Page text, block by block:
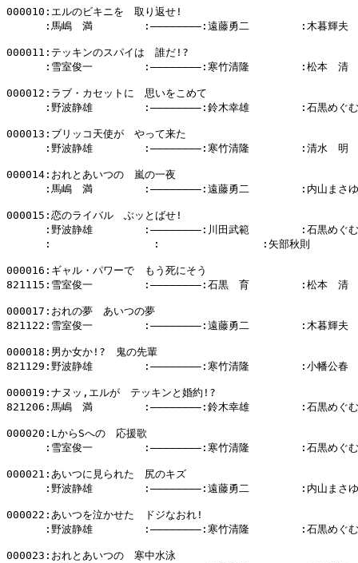
000010:エルのビキニを　取り返せ!
      :馬嶋　満        :――――――――:遠藤勇二        :木暮輝夫
000011:テッキンのスパイは　誰だ!?
      :雪室俊一        :――――――――:寒竹清隆        :松本　清
000012:ラブ・カセットに　思いをこめて
      :野波静雄        :――――――――:鈴木幸雄        :石黒めぐむ
000013:ブリッコ天使が　やって来た
      :野波静雄        :――――――――:寒竹清隆        :清水　明
000014:おれとあいつの　嵐の一夜
:馬嶋　満        :――――――――:遠藤勇二        :内山まさ
000015:恋のライバル　ぶッとばせ!
      :野波静雄        :――――――――:川田武範        :石黒めぐむ
:                :                :矢部秋則
000016:ギャル・パワーで　もう死にそう
821115:雪室俊一        :――――――――:石黒　育        :松本　清
000017:おれの夢　あいつの夢
821122:雪室俊一        :――――――――:遠藤勇二        :木暮輝夫
000018:男か女か!?　鬼の先輩
821129:野波静雄        :――――――――:寒竹清隆        :小幡公春
000019:ナヌッ,エルが　テッキンと婚約!?
821206:馬嶋　満        :――――――――:鈴木幸雄        :石黒めぐむ
000020:LからSへの　応援歌
      :雪室俊一        :――――――――:寒竹清隆        :石黒めぐむ
000021:あいつに見られた　尻のキズ
:野波静雄        :――――――――:遠藤勇二        :内山まさ
000022:あいつを泣かせた　ドジなおれ!
      :野波静雄        :――――――――:寒竹清隆        :石黒めぐむ
000023:おれとあいつの　寒中水泳